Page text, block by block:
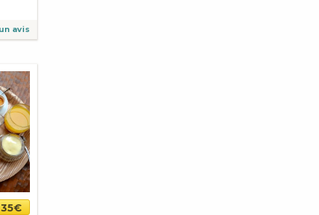
avis